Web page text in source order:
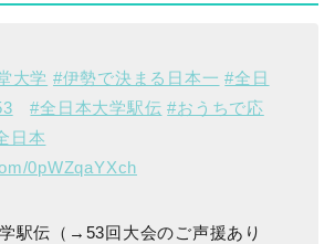
大学 #伊勢で決まる日本一 #全日
#全日本大学駅伝 #おうちで応
日本
0pWZqaYXch
駅伝（→53回大会のご声援あり